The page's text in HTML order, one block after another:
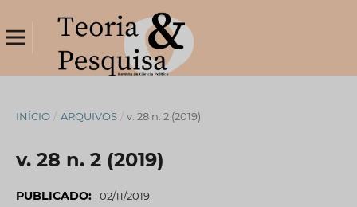
INÍCIO / ARQUIVOS / v. 28 n. 2 (2019)
v. 28 n. 2 (2019)
PUBLICADO: 02/11/2019